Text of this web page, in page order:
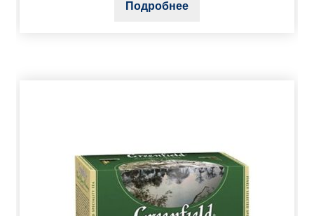
Подробнее